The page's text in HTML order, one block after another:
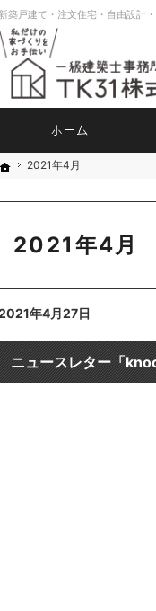
ホーム
2021年4月
2021年4月
年4月27日
ニュースレター「
ホーム
2021年4月